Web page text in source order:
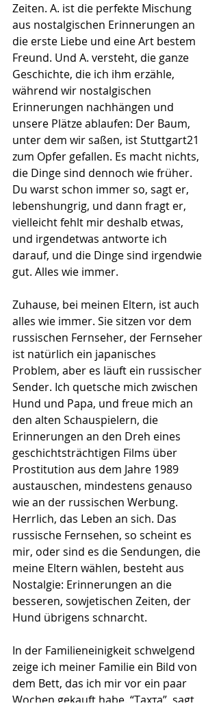
Zeiten. A. ist die perfekte Mischung
aus nostalgischen Erinnerungen an
die erste Liebe und eine Art bestem
Freund. Und A. versteht, die ganze
Geschichte, die ich ihm erzähle,
während wir nostalgischen
Erinnerungen nachhängen und
unsere Plätze ablaufen: Der Baum,
unter dem wir saßen, ist Stuttgart21
zum Opfer gefallen. Es macht nichts,
die Dinge sind dennoch wie früher.
Du warst schon immer so, sagt er,
lebenshungrig, und dann fragt er,
vielleicht fehlt mir deshalb etwas,
und irgendetwas antworte ich
darauf, und die Dinge sind irgendwie
gut. Alles wie immer.
Zuhause, bei meinen Eltern, ist auch
alles wie immer. Sie sitzen vor dem
russischen Fernseher, der Fernseher
ist natürlich ein japanisches
Problem, aber es läuft ein russischer
Sender. Ich quetsche mich zwischen
Hund und Papa, und freue mich an
den alten Schauspielern, die
Erinnerungen an den Dreh eines
geschichtsträchtigen Films über
Prostitution aus dem Jahre 1989
austauschen, mindestens genauso
wie an der russischen Werbung.
Herrlich, das Leben an sich. Das
russische Fernsehen, so scheint es
mir, oder sind es die Sendungen, die
meine Eltern wählen, besteht aus
Nostalgie: Erinnerungen an die
besseren, sowjetischen Zeiten, der
Hund übrigens schnarcht.
In der Familieneinigkeit schwelgend
zeige ich meiner Familie ein Bild von
dem Bett, das ich mir vor ein paar
Wochen gekauft habe. “Tахта”, sagt